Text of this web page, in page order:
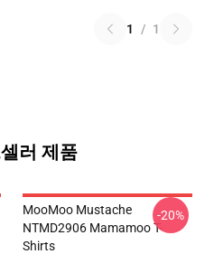
1 / 1
러 제품
MooMoo Mustache
NTMD2906 Mamamoo T-
Shirts
-20%